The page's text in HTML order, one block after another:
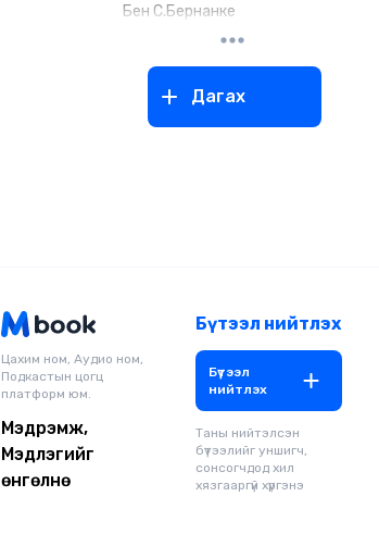
Бен С.Бернанке
Дагах
Цахим ном, Аудио ном,
Подкастын цогц
платформ юм.
Мэдрэмж,
Мэдлэгийг
өнгөлнө
Бүтээл нийтлэх
Бүтээл
нийтлэх
Таны нийтэлсэн
бүтээлийг уншигч,
сонсогчдод хил
хязгааргүй хүргэнэ